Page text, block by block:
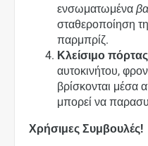
ενσωματωμένα
σταθεροποίηση
παρμπρίζ.
Κλείσιμο
αυτοκινήτου,
βρίσκονται μέσα
μπορεί να
Χρήσιμες Συμβουλές!